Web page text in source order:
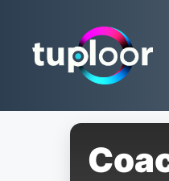
conteúdo